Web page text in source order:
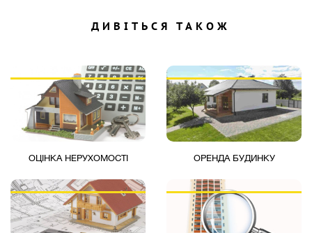
ДИВІТЬСЯ ТАКОЖ
ОЦІНКА НЕРУХОМОСТІ ОРЕНДА БУДИНКУ